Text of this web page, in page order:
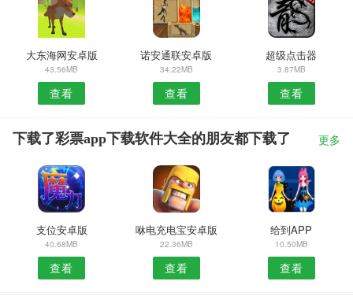
大东海网安卓版
43.56MB
查看
诺安通联安卓版
34.22MB
查看
超级点击器
3.87MB
查看
下载了彩票app下载软件大全的朋友都下载了 更多
支位安卓版
40.68MB
查看
咻电充电宝安卓版
22.36MB
查看
给到APP
10.50MB
查看